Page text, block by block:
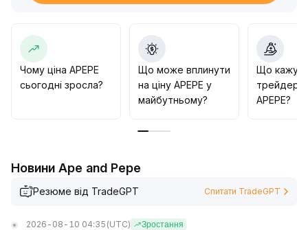
емоційним піднесенням, буде обмеженою
Cлід дотримуватися короткострокових стратегій,
суворих стоп-лоссів і уникати втрат ліквідності під
час етапу корекції
Чому ціна APEPE
сьогодні зросла?
Що може вплинути
на ціну APEPE у
майбутньому?
Що
трейдери
APEPE?
Новини Ape and Pepe
Резюме від TradeGPT Спитати TradeGPT
2026-08-10 04:35 (UTC) Зростання